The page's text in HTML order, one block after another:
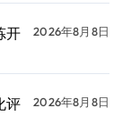
开
2026年8月8日
评
2026年8月8日